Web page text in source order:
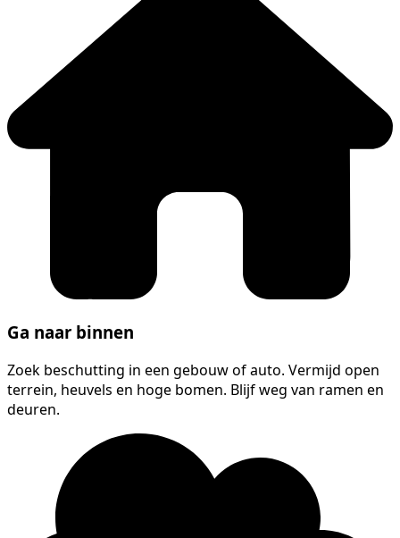
Ga naar binnen
Zoek beschutting in een gebouw of auto. Vermijd open
terrein, heuvels en hoge bomen. Blijf weg van ramen en
deuren.